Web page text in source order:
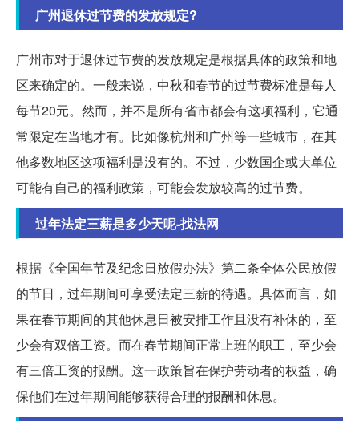
广州退休过节费的发放规定?
广州市对于退休过节费的发放规定是根据具体的政策和地
区来确定的。一般来说，中秋和春节的过节费标准是每人
每节20元。然而，并不是所有省市都会有这项福利，它通
常限定在当地才有。比如像杭州和广州等一些城市，在其
他多数地区这项福利是没有的。不过，少数国企或大单位
可能有自己的福利政策，可能会发放较高的过节费。
过年法定三薪是多少天呢-找法网
根据《全国年节及纪念日放假办法》第二条全体公民放假
的节日，过年期间可享受法定三薪的待遇。具体而言，如
果在春节期间的其他休息日被安排工作且没有补休的，至
少会有双倍工资。而在春节期间正常上班的职工，至少会
有三倍工资的报酬。这一政策旨在保护劳动者的权益，确
保他们在过年期间能够获得合理的报酬和休息。